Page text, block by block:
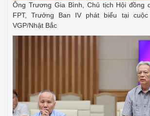
Ông Trương Gia Bình, Chủ tịch Hội đồng
FPT, Trưởng Ban IV phát biểu tại
VGP/Nhật Bắc